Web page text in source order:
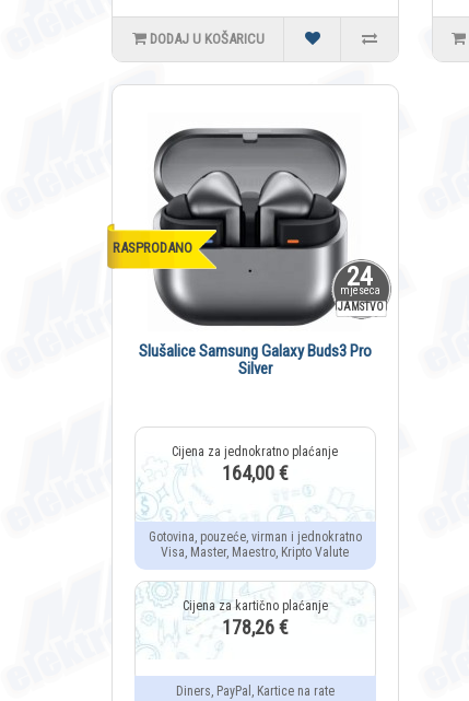
DODAJ U KOŠARICU
24
mjeseca
JAMSTVO
RASPRODANO
Slušalice Samsung Galaxy Buds3 Pro
Silver
164,00 €
Gotovina, pouzeće, virman i jednokratno
Visa, Master, Maestro, Kripto Valute
178,26 €
Diners, PayPal, Kartice na rate